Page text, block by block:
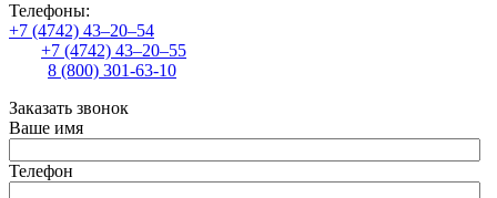
Телефоны:
+7 (4742) 43–20–54
+7 (4742) 43–20–55
8 (800) 301-63-10
Заказать звонок
Ваше имя
Телефон